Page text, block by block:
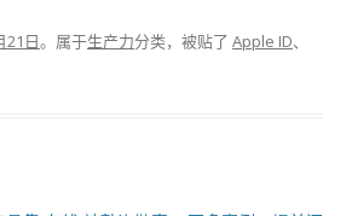
21日。属于生产力分类，被贴了 Apple ID、